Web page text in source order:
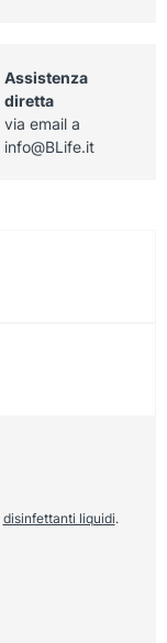
Assistenza
diretta
via email a
info@BLife.it
disinfettanti liquidi.